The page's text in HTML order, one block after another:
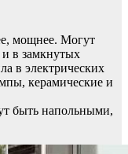
мощнее. Могут
и в замкнутых
в электрических
керамические и
быть напольными,